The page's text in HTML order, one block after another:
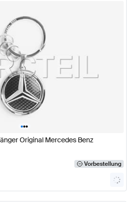
•••
Original Mercedes Benz
Vorbestellung